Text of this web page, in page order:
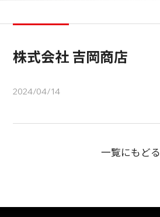
株式会社 吉岡商店
2024/04/14
一覧にもどる